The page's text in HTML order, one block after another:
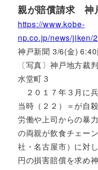
親が賠償請求 神
https://www.kobe-
np.co.jp/news/jiken/
神戸新聞 3/6(金)
〔写真〕神戸地方裁
水堂町３
２０１７年３月に
当時（２２）＝が自
労働や上司からの暴
の両親が飲食チェー
社・名古屋市）に対
円の損害賠償を求め